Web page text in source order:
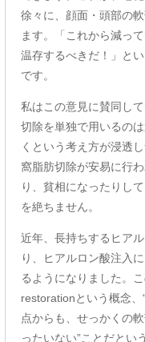
徐々に、顔面・頭部の
ます。「これから減っ
温存するべきだ！」と
です。
私はこの意見に賛同し
切除を単独で用いるの
くという考え方が浸透
窩脂肪切除が安易に行
り、貧相になったりし
を絶ちません。
近年、長持ちするヒア
り、ヒアルロン酸注入
るようになりました。
restorationという概念、
点からも、せっかくの
ったいない”ことだとい